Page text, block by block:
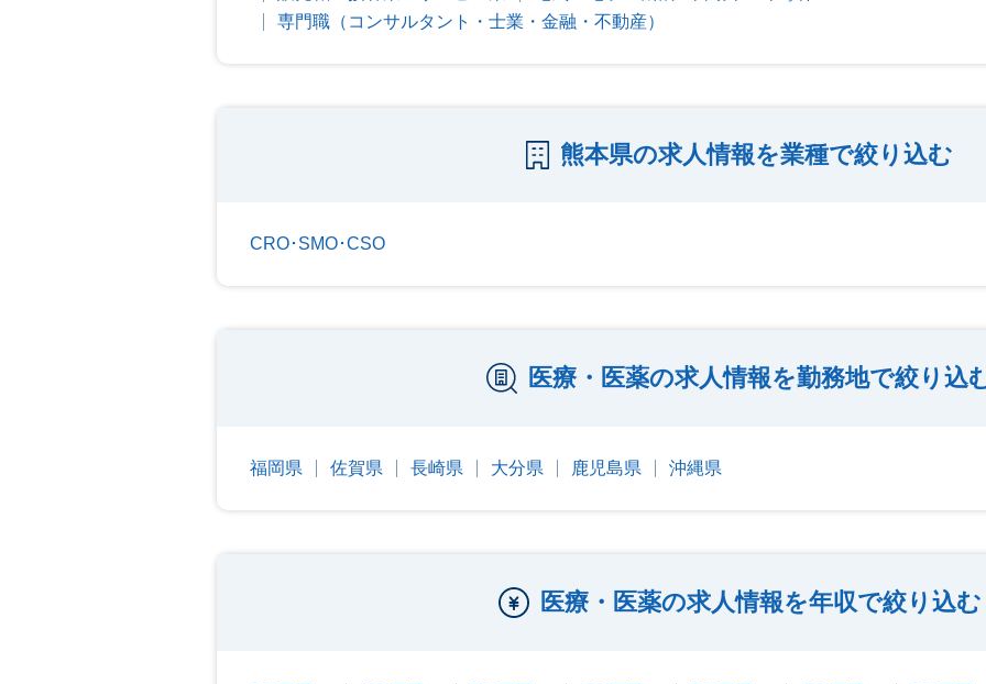
専門職（コンサルタント・士業・金融・不動産）
熊本県の求人情報を業種で絞り込む
CRO･SMO･CSO
医療・医薬の求人情報を勤務地で絞り込
福岡県 佐賀県 長崎県 大分県 鹿児島県 沖縄県
医療・医薬の求人情報を年収で絞り込む